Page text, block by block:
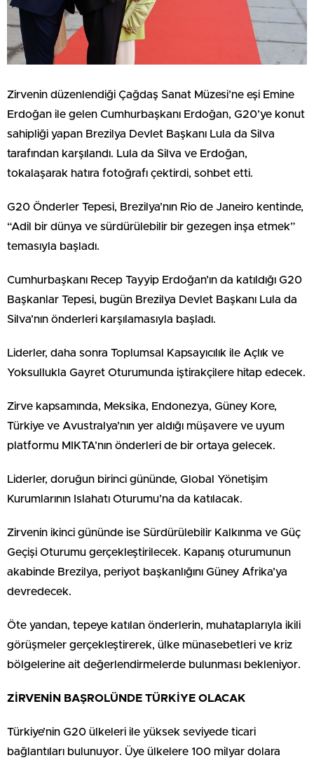
Zirvenin düzenlendiği Çağdaş Sanat Müzesi’ne eşi Emine
Erdoğan ile gelen Cumhurbaşkanı Erdoğan, G20’ye konut
sahipliği yapan Brezilya Devlet Başkanı Lula da Silva
tarafından karşılandı. Lula da Silva ve Erdoğan,
tokalaşarak hatıra fotoğrafı çektirdi, sohbet etti.
G20 Önderler Tepesi, Brezilya’nın Rio de Janeiro kentinde,
“Adil bir dünya ve sürdürülebilir bir gezegen inşa etmek”
temasıyla başladı.
Cumhurbaşkanı Recep Tayyip Erdoğan’ın da katıldığı G20
Başkanlar Tepesi, bugün Brezilya Devlet Başkanı Lula da
Silva’nın önderleri karşılamasıyla başladı.
Liderler, daha sonra Toplumsal Kapsayıcılık ile Açlık ve
Yoksullukla Gayret Oturumunda iştirakçilere hitap edecek.
Zirve kapsamında, Meksika, Endonezya, Güney Kore,
Türkiye ve Avustralya’nın yer aldığı müşavere ve uyum
platformu MIKTA’nın önderleri de bir ortaya gelecek.
Liderler, doruğun birinci gününde, Global Yönetişim
Kurumlarının Islahatı Oturumu’na da katılacak.
Zirvenin ikinci gününde ise Sürdürülebilir Kalkınma ve Güç
Geçişi Oturumu gerçekleştirilecek. Kapanış oturumunun
akabinde Brezilya, periyot başkanlığını Güney Afrika’ya
devredecek.
Öte yandan, tepeye katılan önderlerin, muhataplarıyla ikili
görüşmeler gerçekleştirerek, ülke münasebetleri ve kriz
bölgelerine ait değerlendirmelerde bulunması bekleniyor.
ZİRVENİN BAŞROLÜNDE TÜRKİYE OLACAK
Türkiye’nin G20 ülkeleri ile yüksek seviyede ticari
bağlantıları bulunuyor. Üye ülkelere 100 milyar dolara